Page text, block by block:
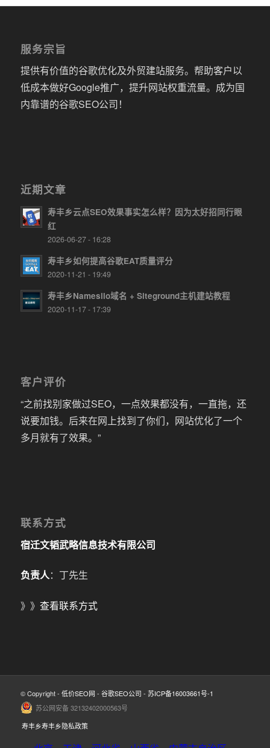
服务宗旨
提供有价值的谷歌优化及外贸建站服务。帮助客户以
低成本做好Google推广，提升网站权重流量。成为国
内靠谱的谷歌SEO公司！
近期文章
寿丰乡云点SEO效果事实怎么样？因为太好招同行眼
红
2026-06-27 - 16:28
寿丰乡如何提高谷歌EAT质量评分
2020-11-21 - 19:49
寿丰乡Namesilo域名 + Siteground主机建站教程
2020-11-17 - 17:39
客户评价
“之前找别家做过SEO，一点效果都没有，一直拖，还
说要加钱。后来在网上找到了你们，网站优化了一个
多月就有了效果。”
联系方式
宿迁文韬武略信息技术有限公司
负责人：丁先生
》》 查看联系方式
© Copyright - 低价SEO网 - 谷歌SEO公司 - 苏ICP备16003661号-1
苏公网安备 32132402000563号
寿丰乡寿丰乡隐私政策